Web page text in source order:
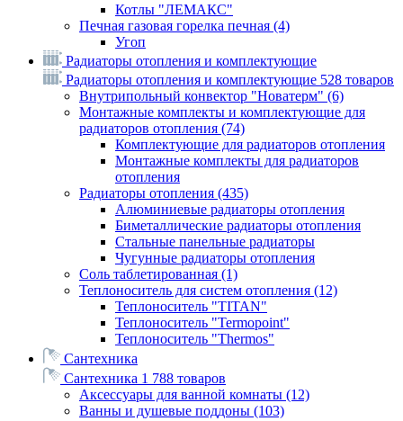
Котлы "ЛЕМАКС"
Печная газовая горелка печная (4)
Угоп
Радиаторы отопления и комплектующие
Радиаторы отопления и комплектующие 528 товаров
Внутрипольный конвектор "Новатерм" (6)
Монтажные комплекты и комплектующие для
радиаторов отопления (74)
Комплектующие для радиаторов отопления
Монтажные комплекты для радиаторов
отопления
Радиаторы отопления (435)
Алюминиевые радиаторы отопления
Биметаллические радиаторы отопления
Стальные панельные радиаторы
Чугунные радиаторы отопления
Соль таблетированная (1)
Теплоноситель для систем отопления (12)
Теплоноситель "TITAN"
Теплоноситель "Termopoint"
Теплоноситель "Thermos"
Сантехника
Сантехника 1 788 товаров
Аксессуары для ванной комнаты (12)
Ванны и душевые поддоны (103)